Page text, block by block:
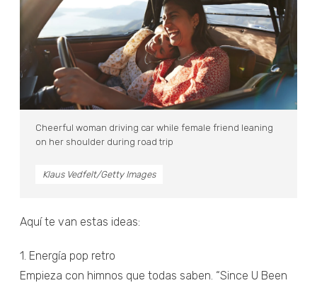
Cheerful woman driving car while female friend leaning
on her shoulder during road trip
Klaus Vedfelt/Getty Images
Aquí te van estas ideas:
1. Energía pop retro
Empieza con himnos que todas saben. “Since U Been